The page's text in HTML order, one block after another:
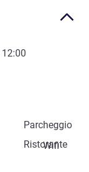
12:00
Parcheggio
Ristorante
Wifi